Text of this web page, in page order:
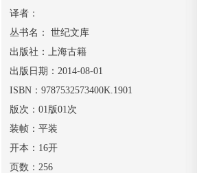
译者：
丛书名： 世纪文库
出版社： 上海古籍
出版日期： 2014-08-01
ISBN： 9787532573400K.1901
版次： 01版01次
装帧： 平装
开本： 16开
页数： 256